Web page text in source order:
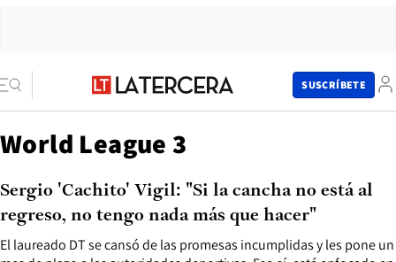
SUSCRÍBETE
World League 3
El laureado DT se cansó de las promesas incumplidas y les pone un
Sergio 'Cachito' Vigil: "Si la cancha no está al
regreso, no tengo nada más que hacer"